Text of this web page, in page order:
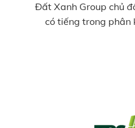
Đất Xanh Group chủ
có tiếng trong phân